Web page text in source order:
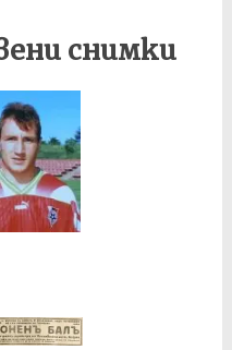
снимки